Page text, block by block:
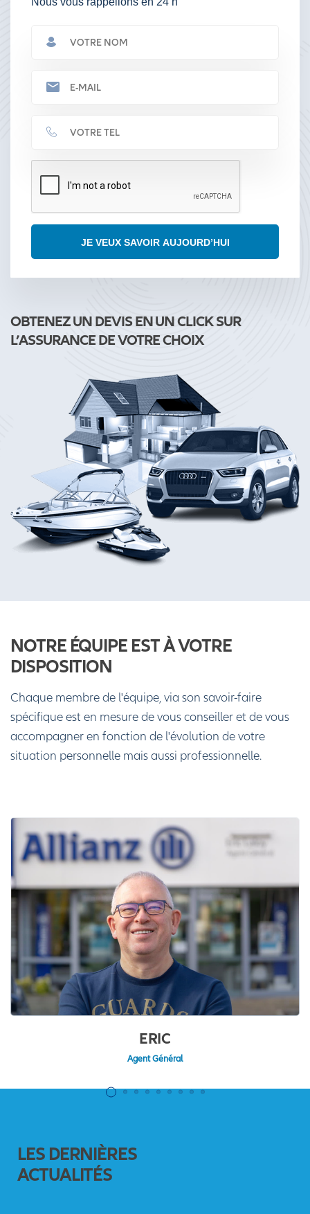
OBTENEZ UN DEVIS EN UN CLICK SUR
L’ASSURANCE DE VOTRE CHOIX
NOTRE ÉQUIPE EST À VOTRE
DISPOSITION
Chaque membre de l'équipe, via son savoir-faire
spécifique est en mesure de vous conseiller et de vous
accompagner en fonction de l'évolution de votre
situation personnelle mais aussi professionnelle.
ERIC
Agent Général
LES DERNIÈRES
ACTUALITÉS